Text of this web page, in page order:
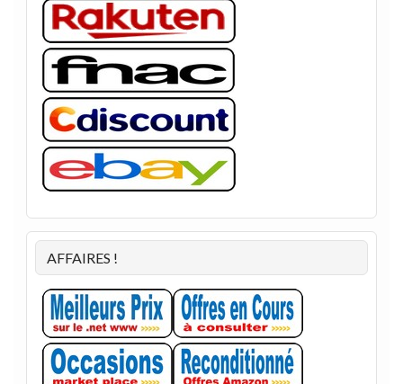
AFFAIRES !